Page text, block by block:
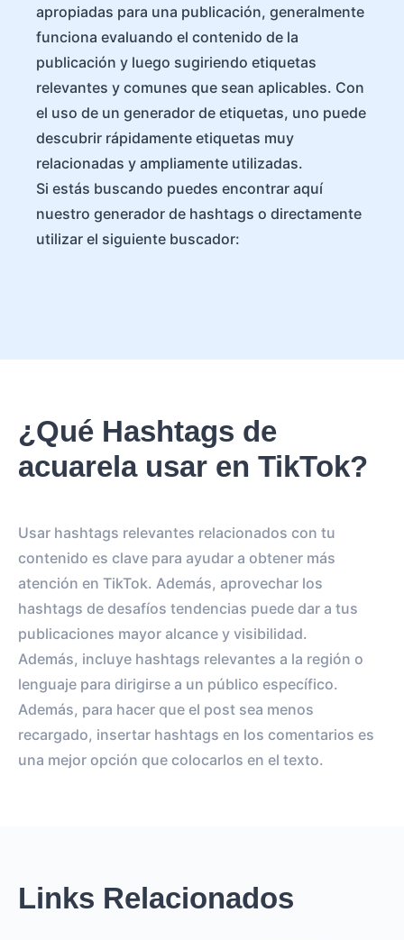
apropiadas para una publicación, generalmente
funciona evaluando el contenido de la
publicación y luego sugiriendo etiquetas
relevantes y comunes que sean aplicables. Con
el uso de un generador de etiquetas, uno puede
descubrir rápidamente etiquetas muy
relacionadas y ampliamente utilizadas.
Si estás buscando puedes encontrar aquí
nuestro generador de hashtags o directamente
utilizar el siguiente buscador:
¿Qué Hashtags de
acuarela usar en TikTok?
Usar hashtags relevantes relacionados con tu
contenido es clave para ayudar a obtener más
atención en TikTok. Además, aprovechar los
hashtags de desafíos tendencias puede dar a tus
publicaciones mayor alcance y visibilidad.
Además, incluye hashtags relevantes a la región o
lenguaje para dirigirse a un público específico.
Además, para hacer que el post sea menos
recargado, insertar hashtags en los comentarios es
una mejor opción que colocarlos en el texto.
Links Relacionados